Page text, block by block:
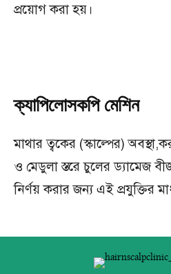
প্রয়োগ করা হয়।
ক্যাপিলোসকপি মেশিন
মাথার ত্বকের (স্কাল্পের)
ও মেডুলা স্তরে চুলের ড্যামেজ
নির্ণয় করার জন্য এই প্রযুক্তির